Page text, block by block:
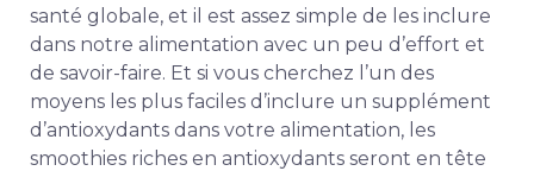
santé globale, et il est assez simple de les inclure
dans notre alimentation avec un peu d’effort et
de savoir-faire. Et si vous cherchez l’un des
moyens les plus faciles d’inclure un supplément
d’antioxydants dans votre alimentation, les
smoothies riches en antioxydants seront en tête